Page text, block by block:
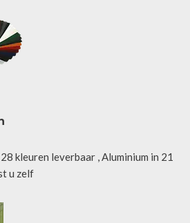
kleuren leverbaar , Aluminium in 21
u zelf